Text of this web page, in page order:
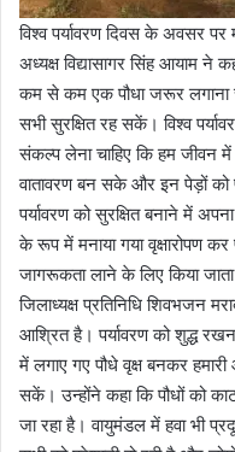
विश्व पर्यावरण दिवस के अवसर पर
अध्यक्ष विद्यासागर सिंह आयाम
कम से कम एक पौधा जरूर लगाना
सभी सुरक्षित रह सकें। विश्व
संकल्प लेना चाहिए कि हम जीवन में
वातावरण बन सके और इन पेड़ों
पर्यावरण को सुरक्षित बनाने में
के रूप में मनाया गया वृक्षारोपण कर
जागरूकता लाने के लिए किया
जिलाध्यक्ष प्रतिनिधि शिवभजन
आश्रित है। पर्यावरण को शुद्ध
में लगाए गए पौधे वृक्ष बनकर हमारी
सकें। उन्होंने कहा कि पौधों को
जा रहा है। वायुमंडल में हवा भी